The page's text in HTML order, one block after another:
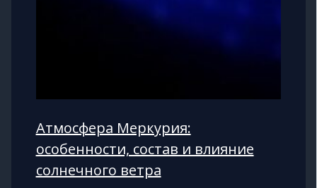
Атмосфера Меркурия:
особенности, состав и влияние
солнечного ветра